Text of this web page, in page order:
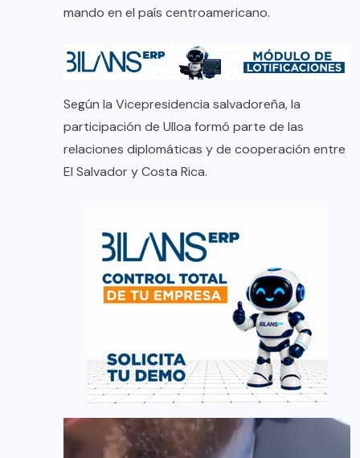
mando en el país centroamericano.
Según la Vicepresidencia salvadoreña, la
participación de Ulloa formó parte de las
relaciones diplomáticas y de cooperación entre
El Salvador y Costa Rica.